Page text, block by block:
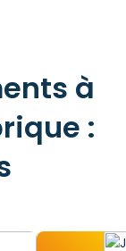
à
: